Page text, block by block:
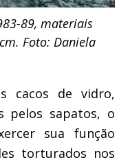
89, materiais
Foto: Daniela
cacos de vidro,
pelos sapatos, o
sua função
torturados nos